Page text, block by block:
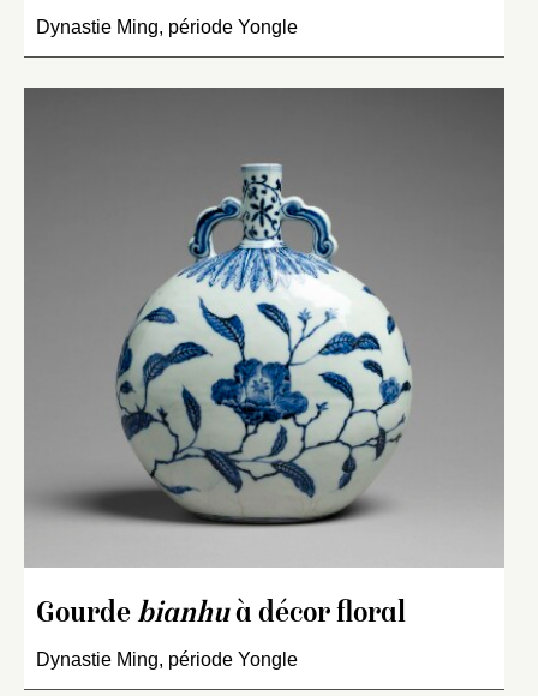
Dynastie Ming, période Yongle
Gourde bianhuà décor floral
Dynastie Ming, période Yongle